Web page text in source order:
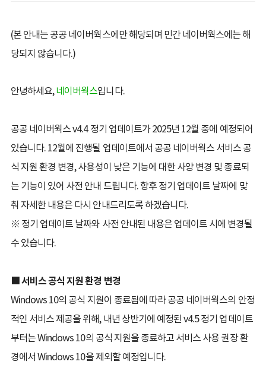
(본 안내는 공공 네이버웍스에만 해당되며 민간 네이버웍스에는 해
당되지 않습니다.)
안녕하세요,네이버웍스입니다.
공공 네이버웍스 v4.4 정기 업데이트가 2025년 12월 중에 예정되어
있습니다. 12월에 진행될 업데이트에서 공공 네이버웍스 서비스 공
식 지원 환경 변경, 사용성이 낮은 기능에 대한 사양 변경 및 종료되
는 기능이 있어 사전 안내 드립니다. 향후 정기 업데이트 날짜에 맞
춰 자세한 내용은 다시 안내드리도록 하겠습니다.
※ 정기 업데이트 날짜와 사전 안내된 내용은 업데이트 시에 변경될
수 있습니다.
■ 서비스 공식 지원 환경 변경
Windows 10의 공식 지원이 종료됨에 따라 공공 네이버웍스의 안정
적인 서비스 제공을 위해, 내년 상반기에 예정된 v4.5 정기 업데이트
부터는 Windows 10의 공식 지원을 종료하고 서비스 사용 권장 환
경에서 Windows 10을 제외할 예정입니다.